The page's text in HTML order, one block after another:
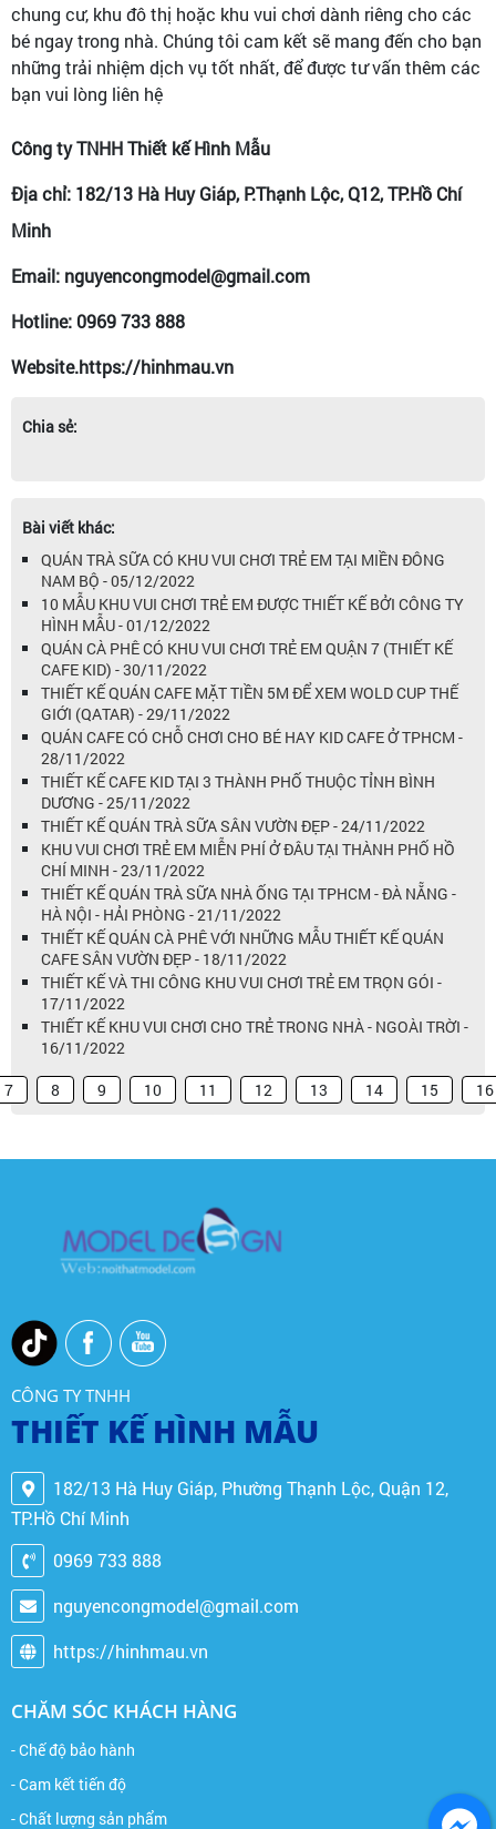
chung cư, khu đô thị hoặc khu vui chơi dành riêng cho các
bé ngay trong nhà. Chúng tôi cam kết sẽ mang đến cho bạn
những trải nhiệm dịch vụ tốt nhất, để được tư vấn thêm các
bạn vui lòng liên hệ
Công ty TNHH Thiết kế Hình Mẫu
Địa chỉ: 182/13 Hà Huy Giáp, P.Thạnh Lộc, Q12, TP.Hồ Chí
Minh
Email: nguyencongmodel@gmail.com
Hotline: 0969 733 888
Website.https://hinhmau.vn
Chia sẻ:
Bài viết khác:
QUÁN TRÀ SỮA CÓ KHU VUI CHƠI TRẺ EM TẠI MIỀN ĐÔNG
NAM BỘ - 05/12/2022
10 MẪU KHU VUI CHƠI TRẺ EM ĐƯỢC THIẾT KẾ BỞI CÔNG TY
HÌNH MẪU - 01/12/2022
QUÁN CÀ PHÊ CÓ KHU VUI CHƠI TRẺ EM QUẬN 7 (THIẾT KẾ
CAFE KID) - 30/11/2022
THIẾT KẾ QUÁN CAFE MẶT TIỀN 5M ĐỂ XEM WOLD CUP THẾ
GIỚI (QATAR) - 29/11/2022
QUÁN CAFE CÓ CHỖ CHƠI CHO BÉ HAY KID CAFE Ở TPHCM -
28/11/2022
THIẾT KẾ CAFE KID TẠI 3 THÀNH PHỐ THUỘC TỈNH BÌNH
DƯƠNG - 25/11/2022
THIẾT KẾ QUÁN TRÀ SỮA SÂN VƯỜN ĐẸP - 24/11/2022
KHU VUI CHƠI TRẺ EM MIỄN PHÍ Ở ĐÂU TẠI THÀNH PHỐ HỒ
CHÍ MINH - 23/11/2022
THIẾT KẾ QUÁN TRÀ SỮA NHÀ ỐNG TẠI TPHCM - ĐÀ NẴNG -
HÀ NỘI - HẢI PHÒNG - 21/11/2022
THIẾT KẾ QUÁN CÀ PHÊ VỚI NHỮNG MẪU THIẾT KẾ QUÁN
CAFE SÂN VƯỜN ĐẸP - 18/11/2022
THIẾT KẾ VÀ THI CÔNG KHU VUI CHƠI TRẺ EM TRỌN GÓI -
17/11/2022
THIẾT KẾ KHU VUI CHƠI CHO TRẺ TRONG NHÀ - NGOÀI TRỜI -
16/11/2022
7 8 9 10 11 12 13 14 15 16
CÔNG TY TNHH
THIẾT KẾ HÌNH MẪU
182/13 Hà Huy Giáp, Phường Thạnh Lộc, Quận 12,
TP.Hồ Chí Minh
0969 733 888
nguyencongmodel@gmail.com
https://hinhmau.vn
CHĂM SÓC KHÁCH HÀNG
- Chế độ bảo hành
- Cam kết tiến độ
- Chất lượng sản phẩm